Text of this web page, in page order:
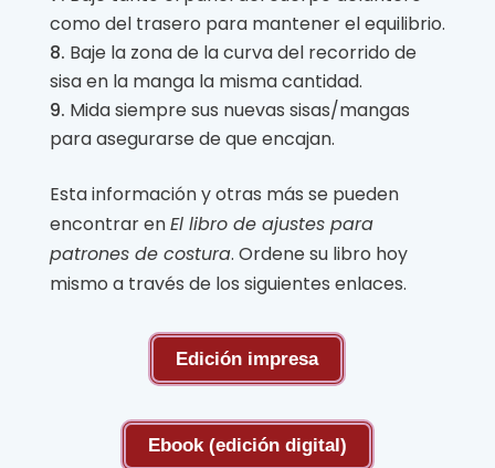
como del trasero para mantener el equilibrio.
Baje la zona de la curva del recorrido de
sisa en la manga la misma cantidad.
Mida siempre sus nuevas sisas/mangas
para asegurarse de que encajan.
Esta información y otras más se pueden
encontrar enEl libro de ajustes para
patrones de costura. Ordene su libro hoy
mismo a través de los siguientes enlaces.
Edición impresa
Ebook (edición digital)